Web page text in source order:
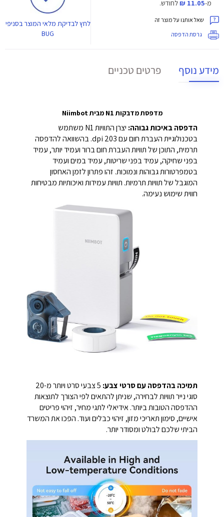
מ-11.05 ₪ לחודש.
שאל אותנו על מוצר זה
גרסת הדפסה
לחץלבדיקת מלאי המוצר בסניפי
BUG
מידע נוסף פרטים טכניים
מדפסת מדבקות N1 מבית Niimbot
הדפסה באיכות גבוהה:
יצרן התוויות N1 משתמש
בטכנולוגיית העברת חום עם 203 dpi. בהשוואה להדפסה
תרמית, התוכן של תוויות העברת חום ברור ועמיד יותר, עמיד
בפני שחיקה, עמיד בפני שריטות, עמיד במים ועמיד
בטמפרטורות גבוהות ונמוכות. זהו פתרון לזמן האחסון
המוגבל של תוויות תרמיות. תוויות עמידות ואיכותיות מבטיחות
חווית שימוש נעימה.
תמיכה בהדפסה עם סרטי צבע:
5 צבעי סרט ויותר מ-20
סוגי נייר תוויות לבחירה, שניתן להתאים לפי הצורך לתוצאות
ההדפסה הטובות ביותר. אידיאלי לתגי מחיר, זיהוי פריטים
אישיים, סימון תאריכי מזון, זיהוי כבלים ועוד. הפכו את המשרד
הביתי שלכם לבולט ומסודר יותר.